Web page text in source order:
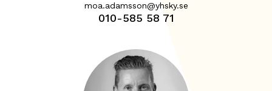
moa.adamsson@yhsky.se
010-585 58 71